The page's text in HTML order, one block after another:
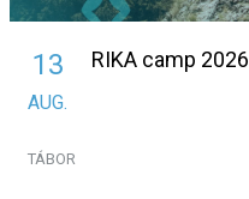
13
AUG.
RIKA camp 2026
TÁBOR